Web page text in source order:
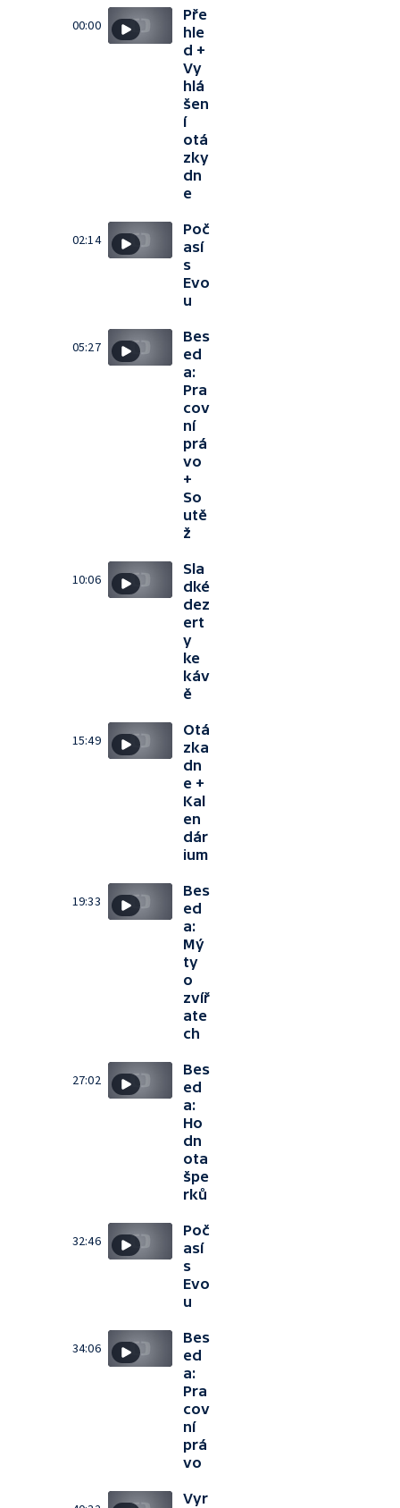
00:00
Pře
hle
d +
Vy
hlá
šen
í
otá
zky
dn
e
02:14
Poč
así
s
Evo
u
05:27
Bes
ed
a:
Pra
cov
ní
prá
vo
+
So
utě
ž
10:06
Sla
dké
dez
ert
y
ke
káv
ě
15:49
Otá
zka
dn
e +
Kal
en
dár
ium
19:33
Bes
ed
a:
Mý
ty
o
zvíř
ate
ch
27:02
Bes
ed
a:
Ho
dn
ota
špe
rků
32:46
Poč
así
s
Evo
u
34:06
Bes
ed
a:
Pra
cov
ní
prá
vo
Vyr